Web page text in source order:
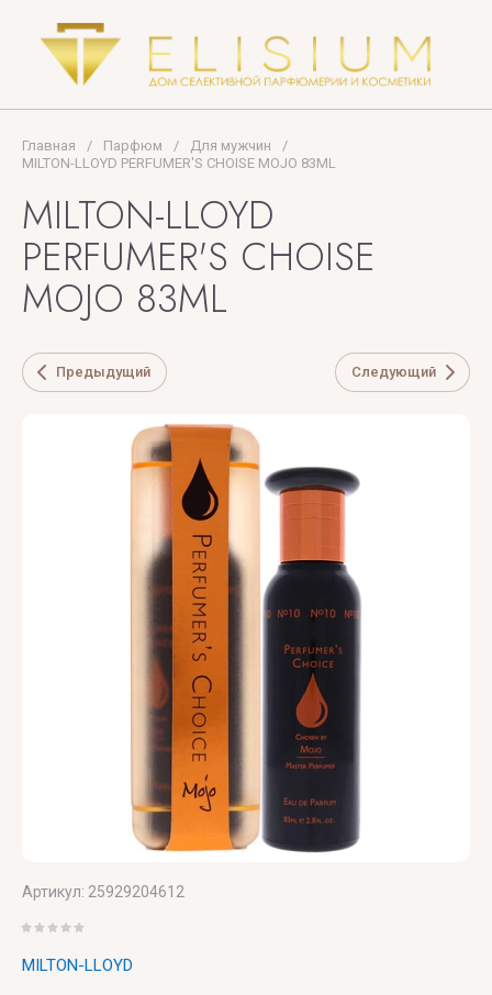
Главная / Парфюм / Для мужчин
/
MILTON-LLOYD PERFUMER'S CHOISE MOJO 83ML
MILTON-LLOYD
PERFUMER'S CHOISE
MOJO 83ML
Предыдущий Следующий
Артикул: 25929204612
MILTON-LLOYD
NOTE
PUPA
MILANO
Woods
Collection
Tiziana
Terenzi
Ford
UNIQUE'E
LUXURY
V
V
Canto
VALMONT
VERONIQUE
GABAI
Versace
Vertus
Secret
X
Xerjoff
Y
Yves
Laurent
Z